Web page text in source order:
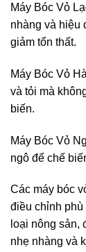
Máy Bóc Vỏ
nhàng và hiệu
giảm tổn thất.
Máy Bóc Vỏ
và tỏi mà
biến.
Máy Bóc Vỏ
ngô để chế
Các máy bóc
điều chỉnh
loại nông sản,
nhẹ nhàng và